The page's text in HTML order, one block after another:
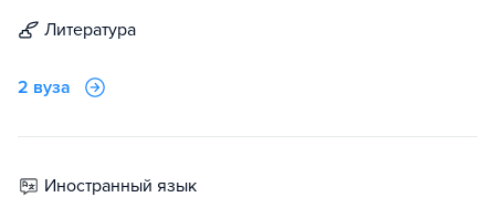
литература
2 вуза
иностранный язык